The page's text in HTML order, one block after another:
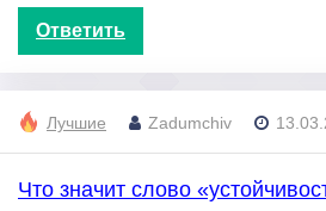
Ответить
Лучшие Zadumchiv
Что значит слово